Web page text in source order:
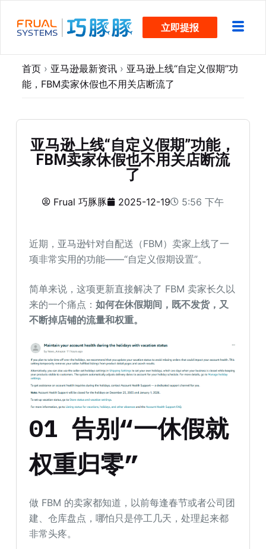
过
立即提报
首页 › 亚马逊最新资讯 › 亚马逊上线“自定义假期”功
能，FBM卖家休假也不用关店断流了
亚马逊上线“自定义假期”功能，
FBM卖家休假也不用关店断流
了
Frual 巧豚豚 2025-12-19 5:56 下午
近期，亚马逊针对自配送（FBM）卖家上线了一
项非常实用的功能——“自定义假期设置”。
简单来说，这项更新直接解决了 FBM 卖家长久以
来的一个痛点：如何在休假期间，既不发货，又
不断掉店铺的流量和权重。
01 告别“一休假就
权重归零”
做 FBM 的卖家都知道，以前每逢春节或者公司团
建、仓库盘点，哪怕只是停工几天，处理起来都
非常头疼。